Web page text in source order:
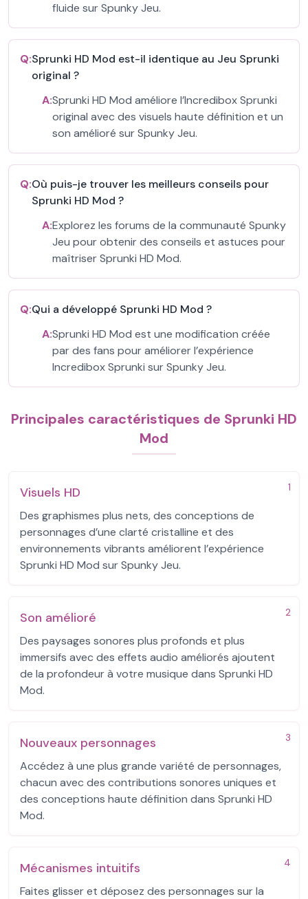
fluide sur Spunky Jeu.
Q:Sprunki HD Mod est-il identique au Jeu Sprunki
original ?
A:Sprunki HD Mod améliore l’Incredibox Sprunki
original avec des visuels haute définition et un
son amélioré sur Spunky Jeu.
Q:Où puis-je trouver les meilleurs conseils pour
Sprunki HD Mod ?
A:Explorez les forums de la communauté Spunky
Jeu pour obtenir des conseils et astuces pour
maîtriser Sprunki HD Mod.
Q:Qui a développé Sprunki HD Mod ?
A:Sprunki HD Mod est une modification créée
par des fans pour améliorer l’expérience
Incredibox Sprunki sur Spunky Jeu.
Principales caractéristiques de Sprunki HD
Mod
1
Visuels HD
Des graphismes plus nets, des conceptions de
personnages d’une clarté cristalline et des
environnements vibrants améliorent l’expérience
Sprunki HD Mod sur Spunky Jeu.
2
Son amélioré
Des paysages sonores plus profonds et plus
immersifs avec des effets audio améliorés ajoutent
de la profondeur à votre musique dans Sprunki HD
Mod.
3
Nouveaux personnages
Accédez à une plus grande variété de personnages,
chacun avec des contributions sonores uniques et
des conceptions haute définition dans Sprunki HD
Mod.
4
Mécanismes intuitifs
Faites glisser et déposez des personnages sur la